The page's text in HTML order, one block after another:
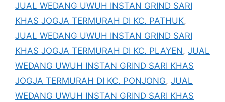
JUAL WEDANG UWUH INSTAN GRIND SARI
KHAS JOGJA TERMURAH DI KC. PATHUK,
JUAL WEDANG UWUH INSTAN GRIND SARI
KHAS JOGJA TERMURAH DI KC. PLAYEN, JUAL
WEDANG UWUH INSTAN GRIND SARI KHAS
JOGJA TERMURAH DI KC. PONJONG, JUAL
WEDANG UWUH INSTAN GRIND SARI KHAS